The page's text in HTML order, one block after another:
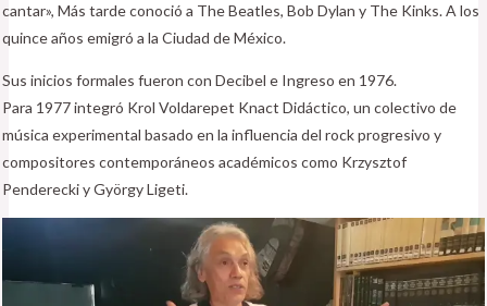
cantar», Más tarde conoció a The Beatles, Bob Dylan y The Kinks. A los
quince años emigró a la Ciudad de México.
Sus inicios formales fueron con Decibel e Ingreso en 1976.
Para 1977 integró Krol Voldarepet Knact Didáctico, un colectivo de
música experimental basado en la influencia del rock progresivo y
compositores contemporáneos académicos como Krzysztof
Penderecki y György Ligeti.